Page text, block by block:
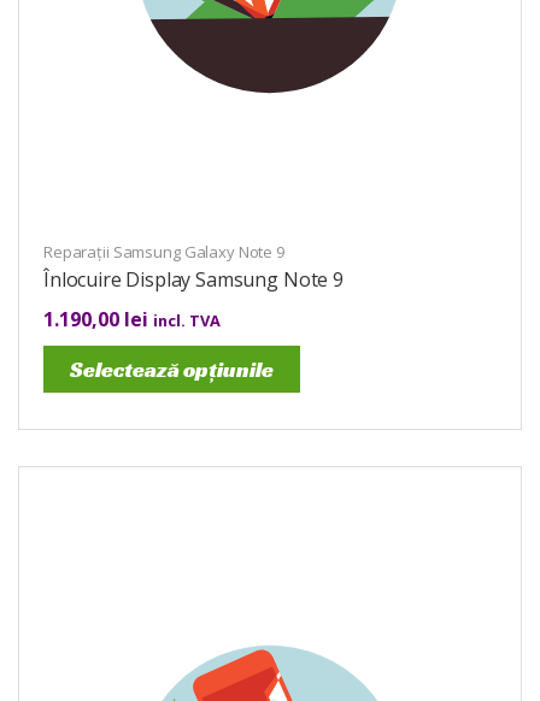
Reparații Samsung Galaxy Note 9
Înlocuire Display Samsung Note 9
1.190,00 lei incl. TVA
Selectează opțiunile